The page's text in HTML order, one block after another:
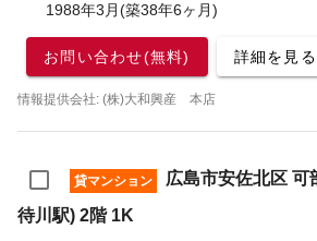
1988年3月(築38年6ヶ月)
お問い合わせ(無料) 詳細を見る
情報提供会社: (株)大和興産 本店
貸マンション
広島市安佐北区 可
待川駅) 2階 1K